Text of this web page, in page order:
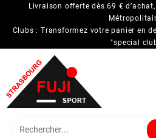
content
Livraison offerte dès 69 €
Clubs : Transformez votre panier en
"special